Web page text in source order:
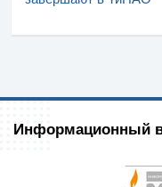
Информационный